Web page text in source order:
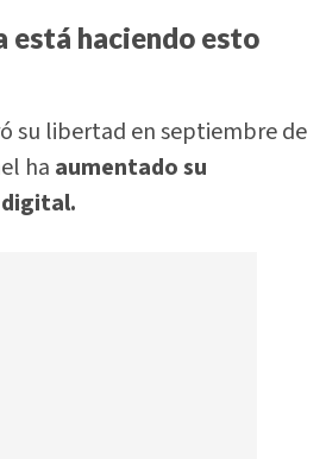
está haciendo esto
su libertad en septiembre de
ha aumentado su